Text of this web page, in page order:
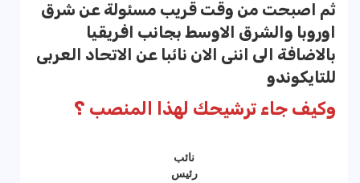
ثم اصبحت من وقت قريب مسئولة عن شرق
اوروبا والشرق الاوسط بجانب افريقيا
بالاضافة الى اننى الان نائبا عن الاتحاد العربى
للتايكوندو
وكيف جاء ترشيحك لهذا المنصب ؟
نائب
رئيس